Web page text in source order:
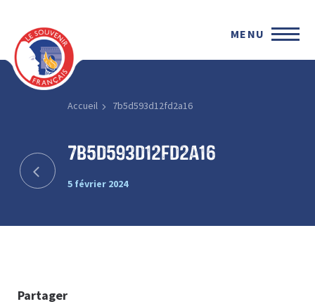
MENU
Accueil 7b5d593d12fd2a16
7b5d593d12fd2a16
5 février 2024
Partager